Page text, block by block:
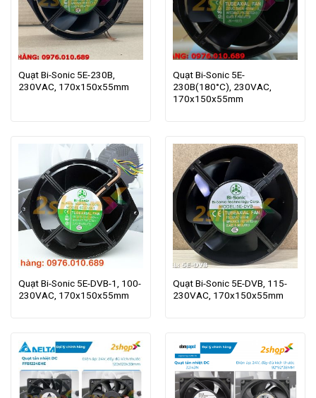
Quạt Bi-Sonic 5E-230B,
230VAC, 170x150x55mm
Quạt Bi-Sonic 5E-
230B(180°C), 230VAC,
170x150x55mm
Quạt Bi-Sonic 5E-DVB-1, 100-
230VAC, 170x150x55mm
Quạt Bi-Sonic 5E-DVB, 115-
230VAC, 170x150x55mm